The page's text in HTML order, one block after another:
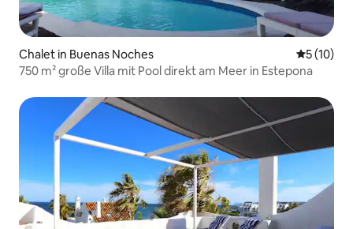
Chalet in Buenas Noches
5 (10)
750 m² große Villa mit Pool direkt am Meer in Estepona